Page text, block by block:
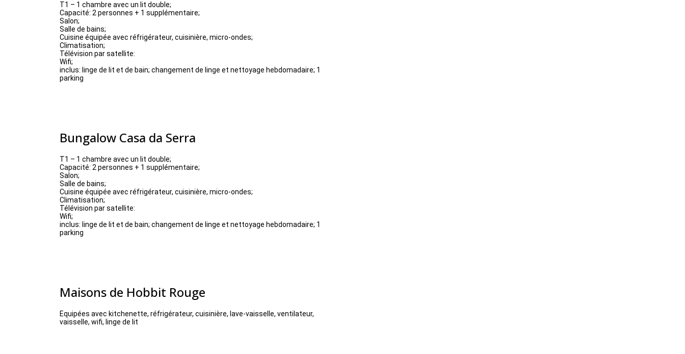
T1 – 1 chambre avec un lit double;
Capacité: 2 personnes + 1 supplémentaire;
Salon;
Salle de bains;
Cuisine équipée avec réfrigérateur, cuisinière, micro-ondes;
Climatisation;
Télévision par satellite:
Wifi;
inclus: linge de lit et de bain; changement de linge et nettoyage hebdomadaire; 1
parking
Bungalow Casa da Serra
T1 – 1 chambre avec un lit double;
Capacité: 2 personnes + 1 supplémentaire;
Salon;
Salle de bains;
Cuisine équipée avec réfrigérateur, cuisinière, micro-ondes;
Climatisation;
Télévision par satellite:
Wifi;
inclus: linge de lit et de bain; changement de linge et nettoyage hebdomadaire; 1
parking
Maisons de Hobbit Rouge
Equipées avec kitchenette, réfrigérateur, cuisinière, lave-vaisselle, ventilateur,
vaisselle, wifi, linge de lit